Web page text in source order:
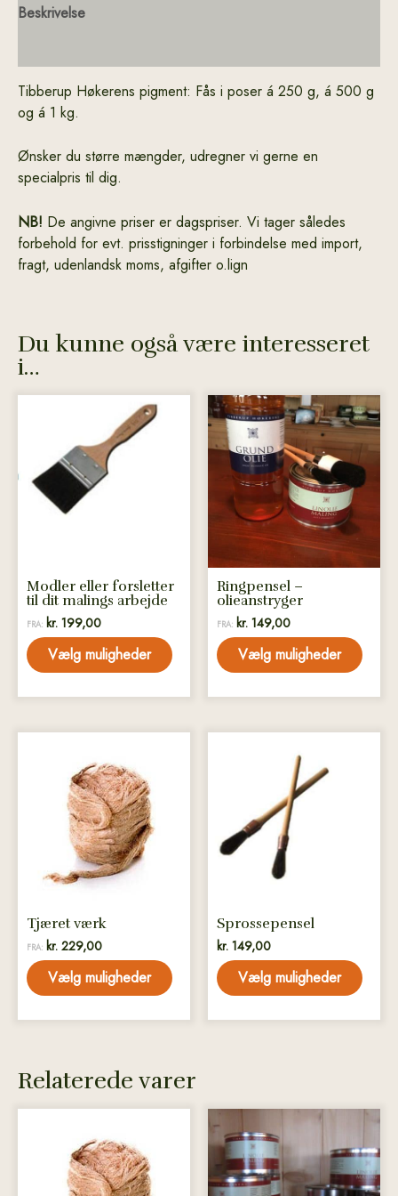
Beskrivelse
Tibberup Høkerens pigment: Fås i poser á 250 g, á 500 g
og á 1 kg.
Ønsker du større mængder, udregner vi gerne en
specialpris til dig.
NB! De angivne priser er dagspriser. Vi tager således
forbehold for evt. prisstigninger i forbindelse med import,
fragt, udenlandsk moms, afgifter o.lign
Du kunne også være interesseret
i…
Modler eller forsletter
til dit malings arbejde
FRA: kr. 199,00
Vælg muligheder
flere
varianter.
Mulighederne
varesiden
Ringpensel –
olieanstryger
FRA: kr. 149,00
Vælg muligheder
Dette
vare
har
flere
varianter.
Mulighederne
vælges
varesiden
Tjæret værk
FRA: kr. 229,00
Vælg muligheder
varianter.
Mulighederne
vælges
på
varesiden
Sprossepensel
kr. 149,00
Vælg muligheder
varianter.
Mulighederne
varesiden
Relaterede varer
Dette
vare
har
flere